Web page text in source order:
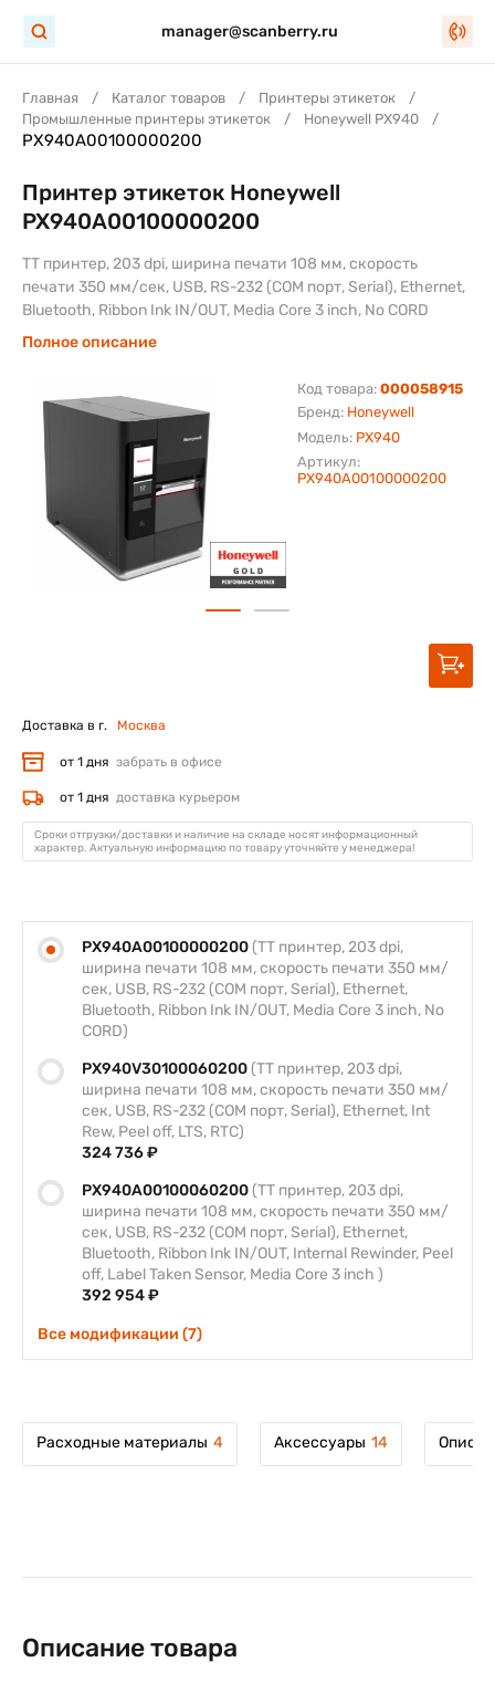
manager@scanberry.ru
Главная Каталог товаров
Принтеры этикеток
Промышленные принтеры этикеток
Honeywell PX940
PX940A00100000200
Бренд: Honeywell
Модель: PX940
Код товара: 000058915
Артикул:
PX940A00100000200
Принтер этикеток Honeywell
PX940A00100000200
TT принтер, 203 dpi, ширина печати 108 мм, скорость
печати 350 мм/сек, USB, RS-232 (COM порт, Serial), Ethernet,
Bluetooth, Ribbon Ink IN/OUT, Media Core 3 inch, No CORD
Полное описание
PX940A00100000200 (TT принтер, 203 dpi,
ширина печати 108 мм, скорость печати 350 мм/
сек, USB, RS-232 (COM порт, Serial), Ethernet,
Bluetooth, Ribbon Ink IN/OUT, Media Core 3 inch, No
CORD)
PX940V30100060200 (TT принтер, 203 dpi,
ширина печати 108 мм, скорость печати 350 мм/
сек, USB, RS-232 (COM порт, Serial), Ethernet, Int
Rew, Peel off, LTS, RTC)
324 736 ₽
PX940A00100060200 (TT принтер, 203 dpi,
ширина печати 108 мм, скорость печати 350 мм/
сек, USB, RS-232 (COM порт, Serial), Ethernet,
Bluetooth, Ribbon Ink IN/OUT, Internal Rewinder, Peel
off, Label Taken Sensor, Media Core 3 inch )
392 954 ₽
Все модификации (7)
Доставка в г. Москва
от 1 дня забрать в офисе
от 1 дня доставка курьером
Сроки отгрузки/доставки и наличие на складе носят информационный
характер. Актуальную информацию по товару уточняйте у менеджера!
Расходные материалы 4 Аксессуары 14
Описание товара